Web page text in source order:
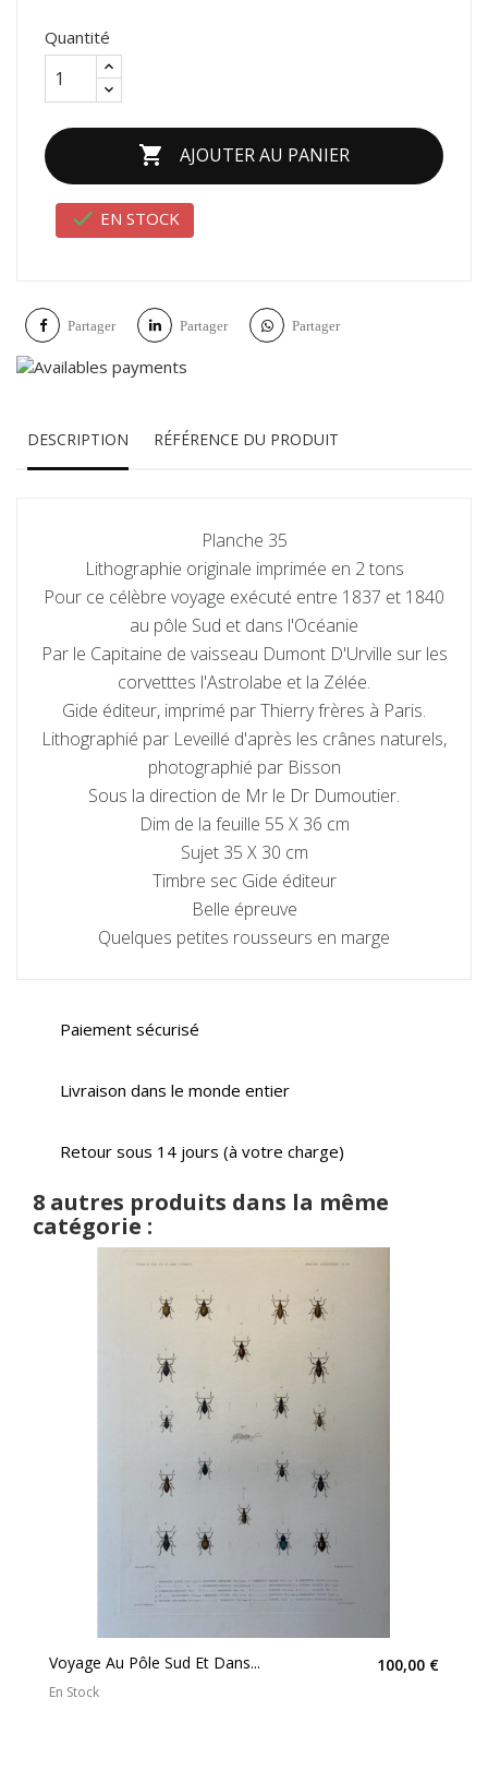
Quantité
 AJOUTER AU PANIER
 EN STOCK
Partager Partager Partager
DESCRIPTION RÉFÉRENCE DU PRODUIT
Planche 35
Lithographie originale imprimée en 2 tons
Pour ce célèbre voyage exécuté entre 1837 et 1840
au pôle Sud et dans l'Océanie
Par le Capitaine de vaisseau Dumont D'Urville sur les
corvetttes l'Astrolabe et la Zélée.
Gide éditeur, imprimé par Thierry frères à Paris.
Lithographié par Leveillé d'après les crânes naturels,
photographié par Bisson
Sous la direction de Mr le Dr Dumoutier.
Dim de la feuille 55 X 36 cm
Sujet 35 X 30 cm
Timbre sec Gide éditeur
Belle épreuve
Quelques petites rousseurs en marge
Paiement sécurisé
Livraison dans le monde entier
Retour sous 14 jours (à votre charge)
8 autres produits dans la même
catégorie :
Voyage Au Pôle Sud Et Dans... 100,00 €
En Stock